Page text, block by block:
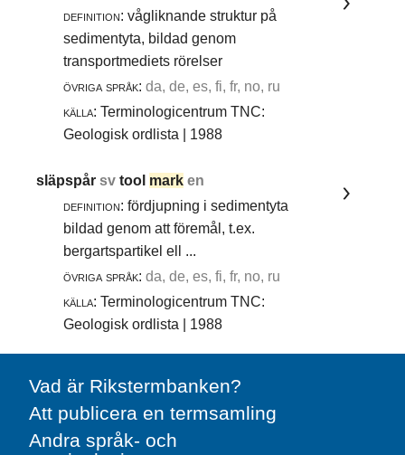
definition: vågliknande struktur på
sedimentyta, bildad genom
transportmediets rörelser
övriga språk: da, de, es, fi, fr, no, ru
källa: Terminologicentrum TNC:
Geologisk ordlista | 1988
släpspårsvtool mark en
definition: fördjupning i sedimentyta
bildad genom att föremål, t.ex.
bergartspartikel ell ...
övriga språk: da, de, es, fi, fr, no, ru
källa: Terminologicentrum TNC:
Geologisk ordlista | 1988
Vad är Rikstermbanken?
Att publicera en termsamling
Andra språk- och